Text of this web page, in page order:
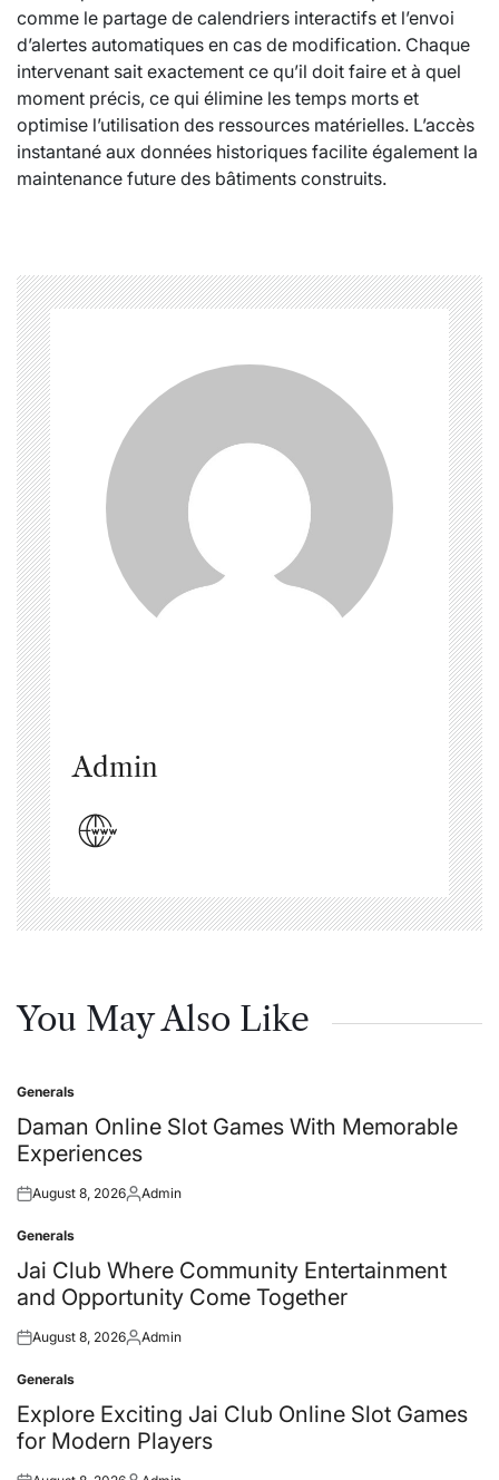
comme le partage de calendriers interactifs et l’envoi
d’alertes automatiques en cas de modification. Chaque
intervenant sait exactement ce qu’il doit faire et à quel
moment précis, ce qui élimine les temps morts et
optimise l’utilisation des ressources matérielles. L’accès
instantané aux données historiques facilite également la
maintenance future des bâtiments construits.
Admin
You May Also Like
Posted
in
Generals
Daman Online Slot Games With Memorable
Experiences
Posted
August 8, 2026Posted
Admin
Posted
in
Generals
Jai Club Where Community Entertainment
and Opportunity Come Together
Posted
August 8, 2026Posted
Admin
Posted
in
Generals
Explore Exciting Jai Club Online Slot Games
for Modern Players